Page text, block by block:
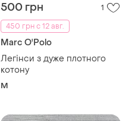
500 грн
1
450 грн с 12 авг.
Marc O'Polo
Легінси з дуже плотного
котону
M